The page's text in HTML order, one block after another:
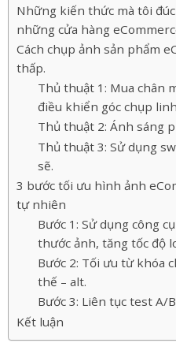
Những kiến thức mà tôi
những cửa hàng
Cách chụp ảnh sản phẩm
thấp.
Thủ thuật 1: Mua chân
điều khiển góc chụp
Thủ thuật 2: Ánh sáng
Thủ thuật 3: Sử dụng
sẽ.
3 bước tối ưu hình ảnh
tự nhiên
Bước 1: Sử dụng công
thước ảnh, tăng tốc độ
Bước 2: Tối ưu từ khóa
thế – alt.
Bước 3: Liên tục test A/
Kết luận